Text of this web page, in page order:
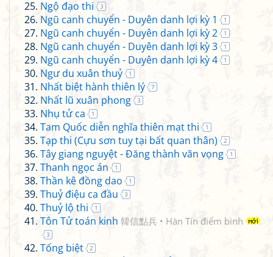
Ngộ đạo thi 3
Ngũ canh chuyển - Duyên danh lợi kỳ 1 1
Ngũ canh chuyển - Duyên danh lợi kỳ 2 1
Ngũ canh chuyển - Duyên danh lợi kỳ 3 1
Ngũ canh chuyển - Duyên danh lợi kỳ 4 1
Ngư du xuân thuỷ 1
Nhất biệt hành thiên lý 7
Nhất lũ xuân phong 3
Nhụ tử ca 1
Tam Quốc diễn nghĩa thiên mạt thi 1
Tạp thi (Cựu sơn tuy tại bất quan thân) 2
Tây giang nguyệt - Đăng thành vãn vọng 1
Thanh ngọc án 1
Thần kê đồng dao 1
Thuỷ điệu ca đầu 3
Thuỷ lộ thi 1
Tôn Tử toán kinh 韓信點兵 • Hàn Tín điểm binh
3
Tống biệt 2